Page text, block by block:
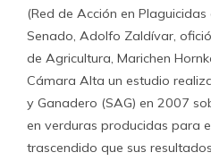
(Red de Acción en Plaguicidas
Senado, Adolfo Zaldívar,
de Agricultura, Marichen
Cámara Alta un estudio
y Ganadero (SAG) en 2007
en verduras producidas para
trascendido que sus